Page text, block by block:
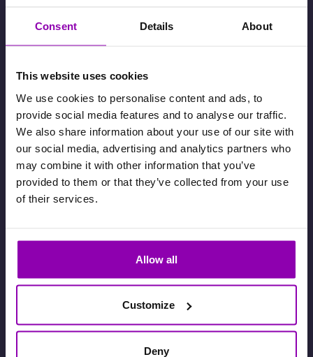
Consent Details About
This website uses cookies
We use cookies to personalise content and ads, to
provide social media features and to analyse our traffic.
We also share information about your use of our site with
our social media, advertising and analytics partners who
may combine it with other information that you’ve
provided to them or that they’ve collected from your use
of their services.
Allow all
Customize
Deny
Quand une activité est complète, les
clients sont placés en liste d’attente et
notifiés automatiquement.
Voir le tutoriel vidéo